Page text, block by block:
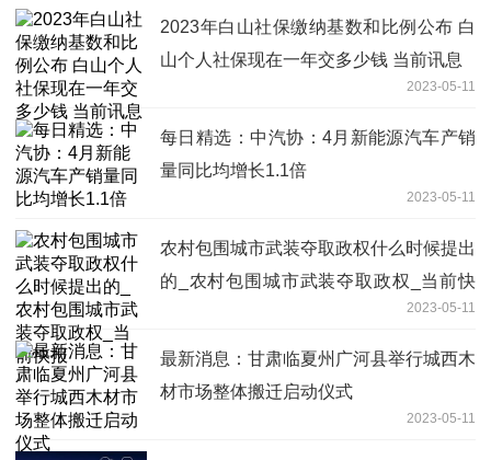
2023年白山社保缴纳基数和比例公布 白
山个人社保现在一年交多少钱 当前讯息
2023-05-11
每日精选：​中汽协：4月新能源汽车产销
量同比均增长1.1倍
2023-05-11
农村包围城市武装夺取政权什么时候提出
的_农村包围城市武装夺取政权_当前快
2023-05-11
最新消息：甘肃临夏州广河县举行城西木
材市场整体搬迁启动仪式
2023-05-11